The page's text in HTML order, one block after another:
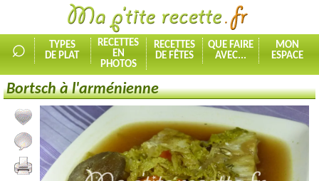
⌕
TYPES
DE PLAT
RECETTES
EN
PHOTOS
RECETTES
DE FÊTES
QUE FAIRE
AVEC...
MON
ESPACE
Bortsch à l'arménienne
Ajouter la recette à mes favorites
Commenter, noter la recette
Imprimer la recette